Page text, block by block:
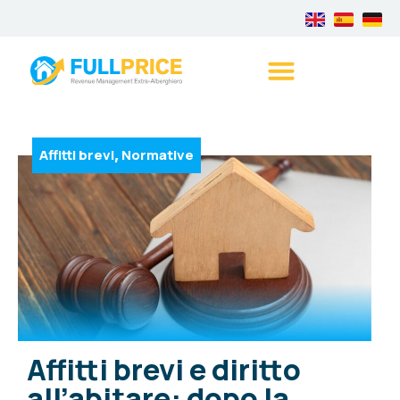
Affitti brevi, Normative
Affitti brevi e diritto